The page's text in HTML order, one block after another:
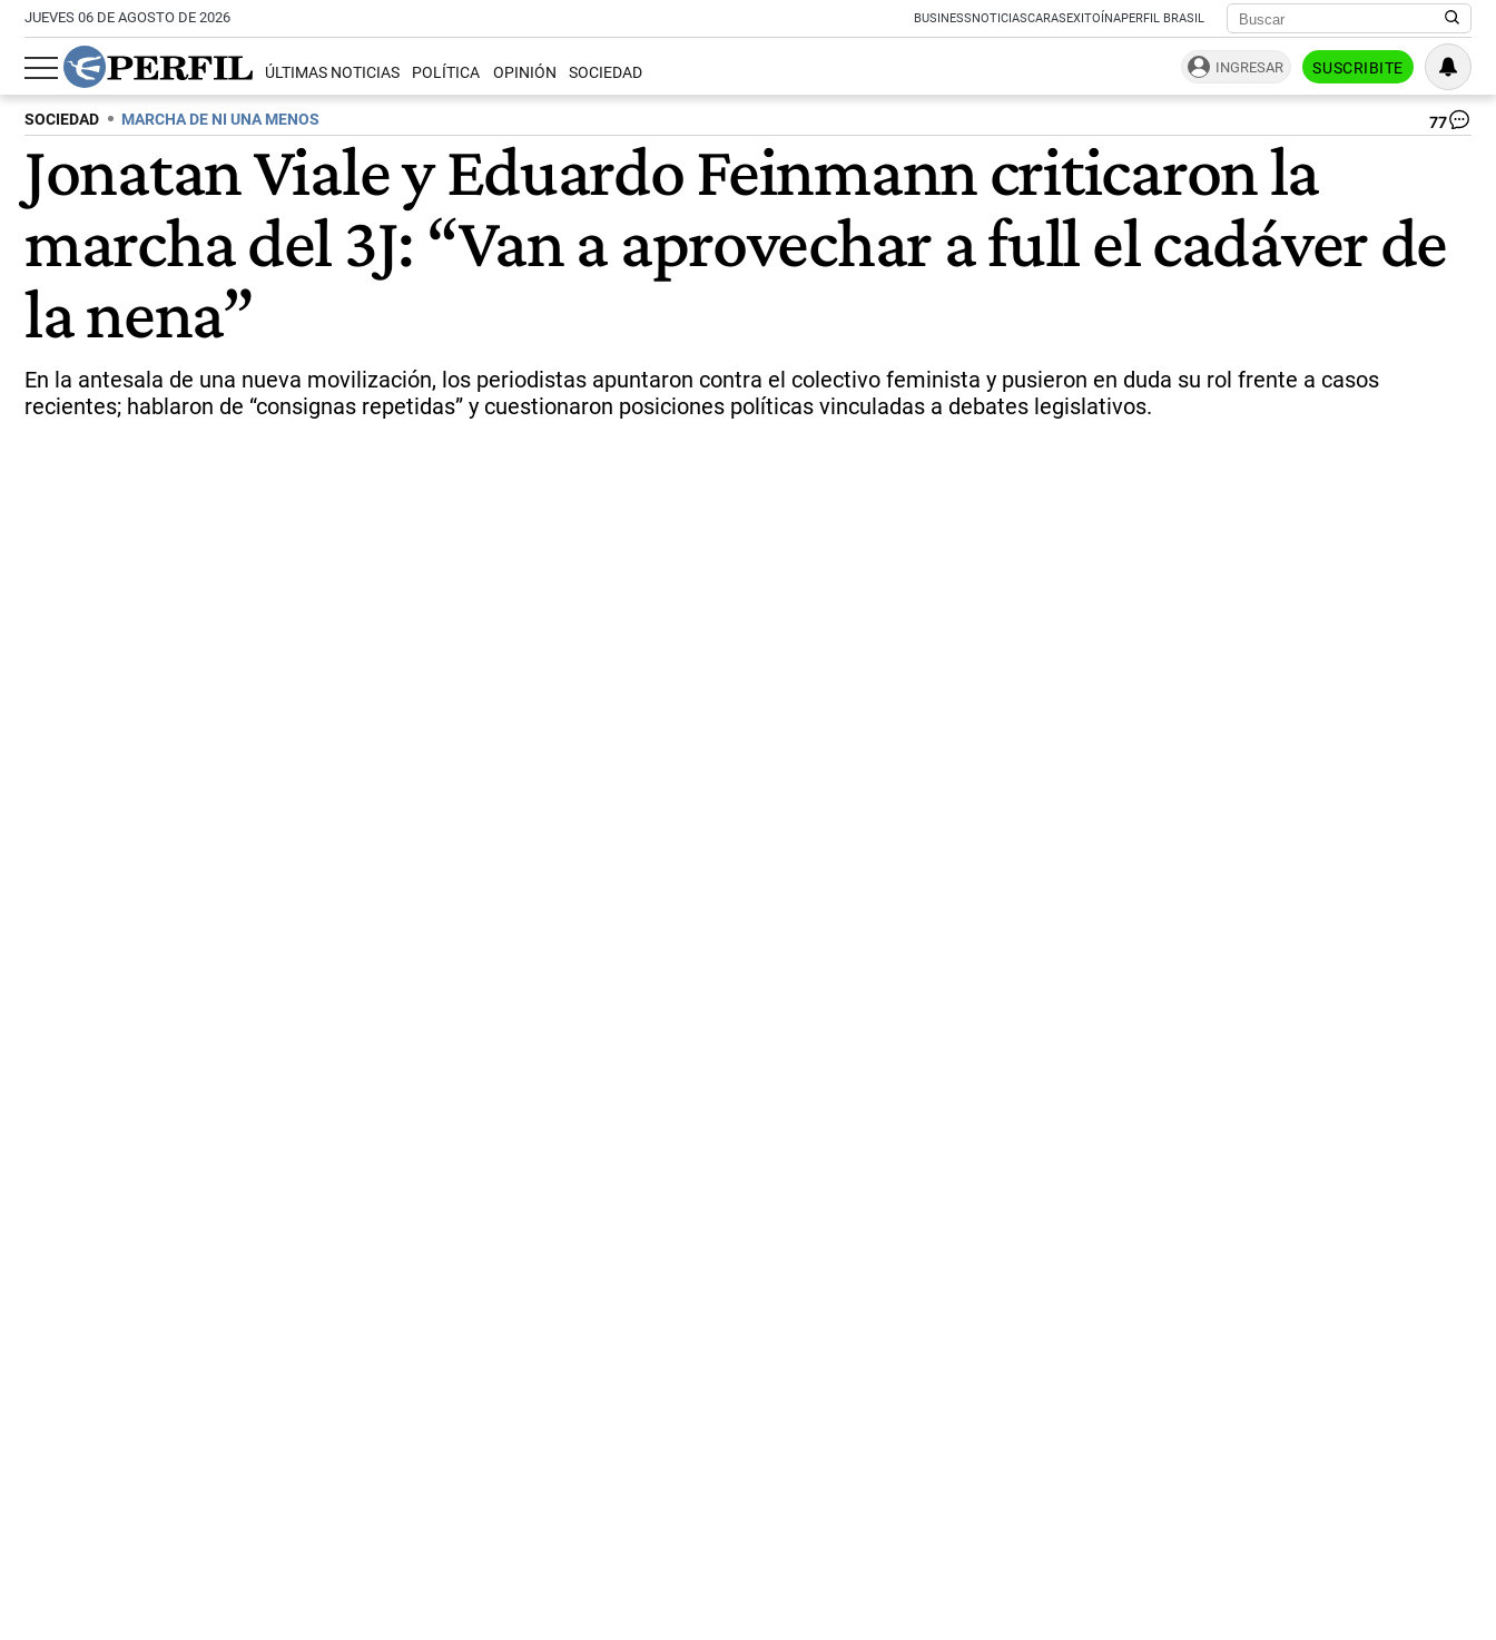
JUEVES 06 DE AGOSTO DE 2026 BUSINESSNOTICIASCARASEXITOÍNAPERFIL BRASIL
ÚLTIMAS NOTICIAS POLÍTICA OPINIÓN SOCIEDAD INGRESAR SUSCRIBITE
SOCIEDAD MARCHA DE NI UNA MENOS 77
Jonatan Viale y Eduardo Feinmann criticaron la
marcha del 3J: “Van a aprovechar a full el cadáver de
la nena”
En la antesala de una nueva movilización, los periodistas apuntaron contra el colectivo feminista y pusieron en duda su rol frente a casos
recientes; hablaron de “consignas repetidas” y cuestionaron posiciones políticas vinculadas a debates legislativos.